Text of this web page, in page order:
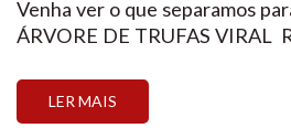
Venha ver o que separamos
ÁRVORE DE TRUFAS VIRAL
geladeiraRendimento: 1 Árvore
NATALINOS LUCRATIVOS
LER MAIS